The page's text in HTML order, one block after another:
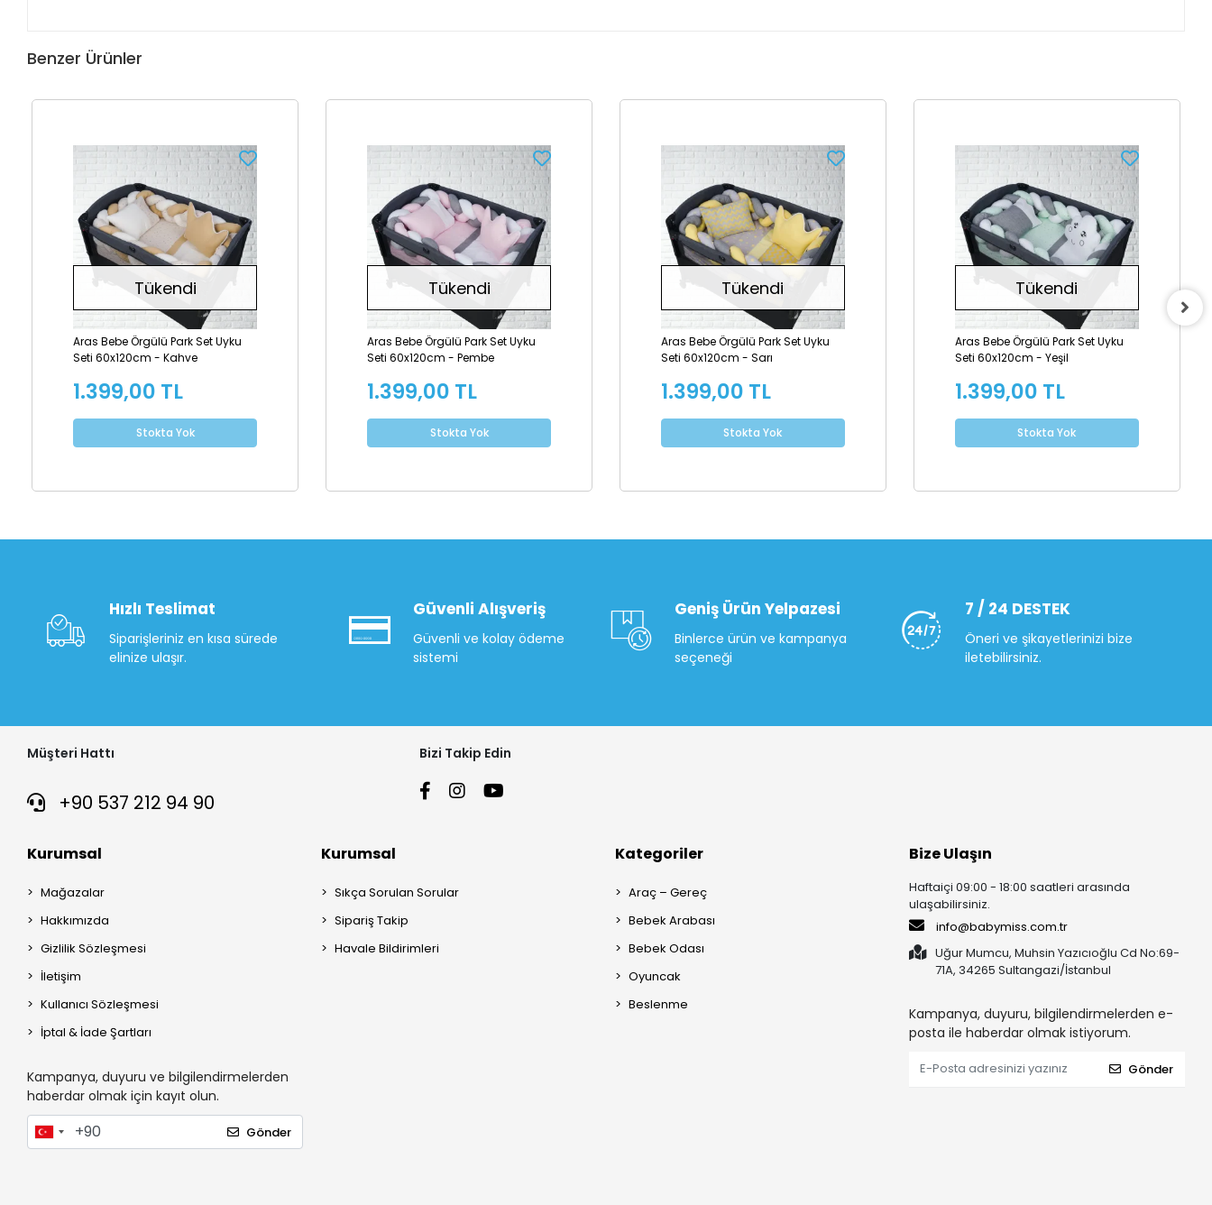
Benzer Ürünler
Tükendi
Aras Bebe Örgülü Park Set Uyku
Seti 60x120cm - Kahve
1.399,00 TL
Stokta Yok
Tükendi
Aras Bebe Örgülü Park Set Uyku
Seti 60x120cm - Pembe
1.399,00 TL
Stokta Yok
Tükendi
Aras Bebe Örgülü Park Set Uyku
Seti 60x120cm - Sarı
1.399,00 TL
Stokta Yok
Tükendi
Aras Bebe Örgülü Park Set Uyku
Seti 60x120cm - Yeşil
1.399,00 TL
Stokta Yok
Hızlı Teslimat
Siparişleriniz en kısa sürede
elinize ulaşır.
Güvenli Alışveriş
Güvenli ve kolay ödeme
sistemi
Geniş Ürün Yelpazesi
Binlerce ürün ve kampanya
seçeneği
7 / 24 DESTEK
Öneri ve şikayetlerinizi bize
iletebilirsiniz.
Müşteri Hattı
+90 537 212 94 90
Bizi Takip Edin
Kurumsal
Mağazalar
Hakkımızda
Gizlilik Sözleşmesi
İletişim
Kullanıcı Sözleşmesi
İptal & İade Şartları
Kampanya, duyuru ve bilgilendirmelerden
haberdar olmak için kayıt olun.
Gönder
Kurumsal
Sıkça Sorulan Sorular
Sipariş Takip
Havale Bildirimleri
Kategoriler
Araç – Gereç
Bebek Arabası
Bebek Odası
Oyuncak
Beslenme
Bize Ulaşın
Haftaiçi 09:00 - 18:00 saatleri arasında
ulaşabilirsiniz.
info@babymiss.com.tr
Uğur Mumcu, Muhsin Yazıcıoğlu Cd No:69-
71A, 34265 Sultangazi/İstanbul
Kampanya, duyuru, bilgilendirmelerden e-
posta ile haberdar olmak istiyorum.
Gönder